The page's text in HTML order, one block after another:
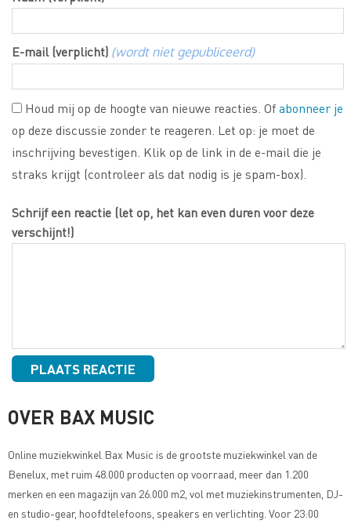
E-mail (verplicht) (wordt niet gepubliceerd)
Houd mij op de hoogte van nieuwe reacties. Ofabonneer je
op deze discussie zonder te reageren. Let op: je moet de
inschrijving bevestigen. Klik op de link in de e-mail die je
straks krijgt (controleer als dat nodig is je spam-box).
Schrijf een reactie (let op, het kan even duren voor deze
verschijnt!)
OVER BAX MUSIC
Online muziekwinkel Bax Music is de grootste muziekwinkel van de
Benelux, met ruim 48.000 producten op voorraad, meer dan 1.200
merken en een magazijn van 26.000 m2, vol met muziekinstrumenten, DJ-
en studio-gear, hoofdtelefoons, speakers en verlichting. Voor 23:00